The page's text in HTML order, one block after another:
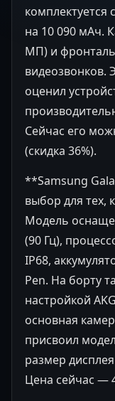
комплектуется
на 10 090 мАч.
МП) и
видеозвонков.
оценил
Сейчас его
(скидка 36%).
**Samsung
выбор для тех,
Модель
(90 Гц),
IP68,
Pen. На борту
настройкой
основная
присвоил
размер
Цена сейчас —